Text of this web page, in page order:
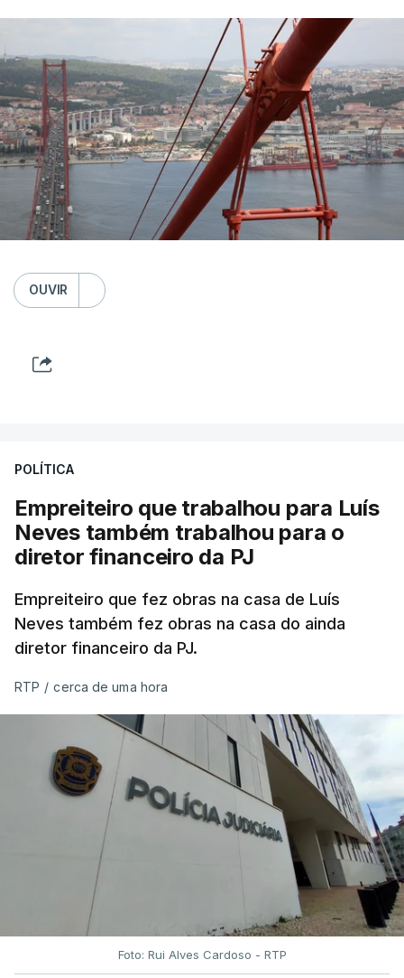
OUVIR
POLÍTICA
Empreiteiro que trabalhou para Luís
Neves também trabalhou para o
diretor financeiro da PJ
Empreiteiro que fez obras na casa de Luís
Neves também fez obras na casa do ainda
diretor financeiro da PJ.
RTP / cerca de uma hora
Foto: Rui Alves Cardoso - RTP